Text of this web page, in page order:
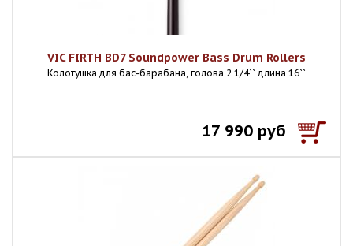
VIC FIRTH BD7 Soundpower Bass Drum Rollers
Колотушка для бас-барабана, голова 2 1/4`` длина 16``
17 990 руб